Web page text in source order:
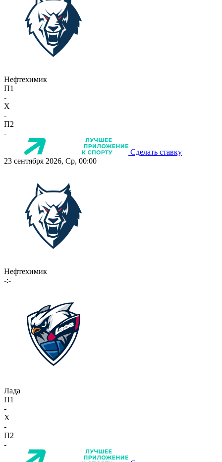
Нефтехимик
П1
-
X
-
П2
-
Сделать ставку
23 сентября 2026, Ср, 00:00
Нефтехимик
-:-
Лада
П1
-
X
-
П2
-